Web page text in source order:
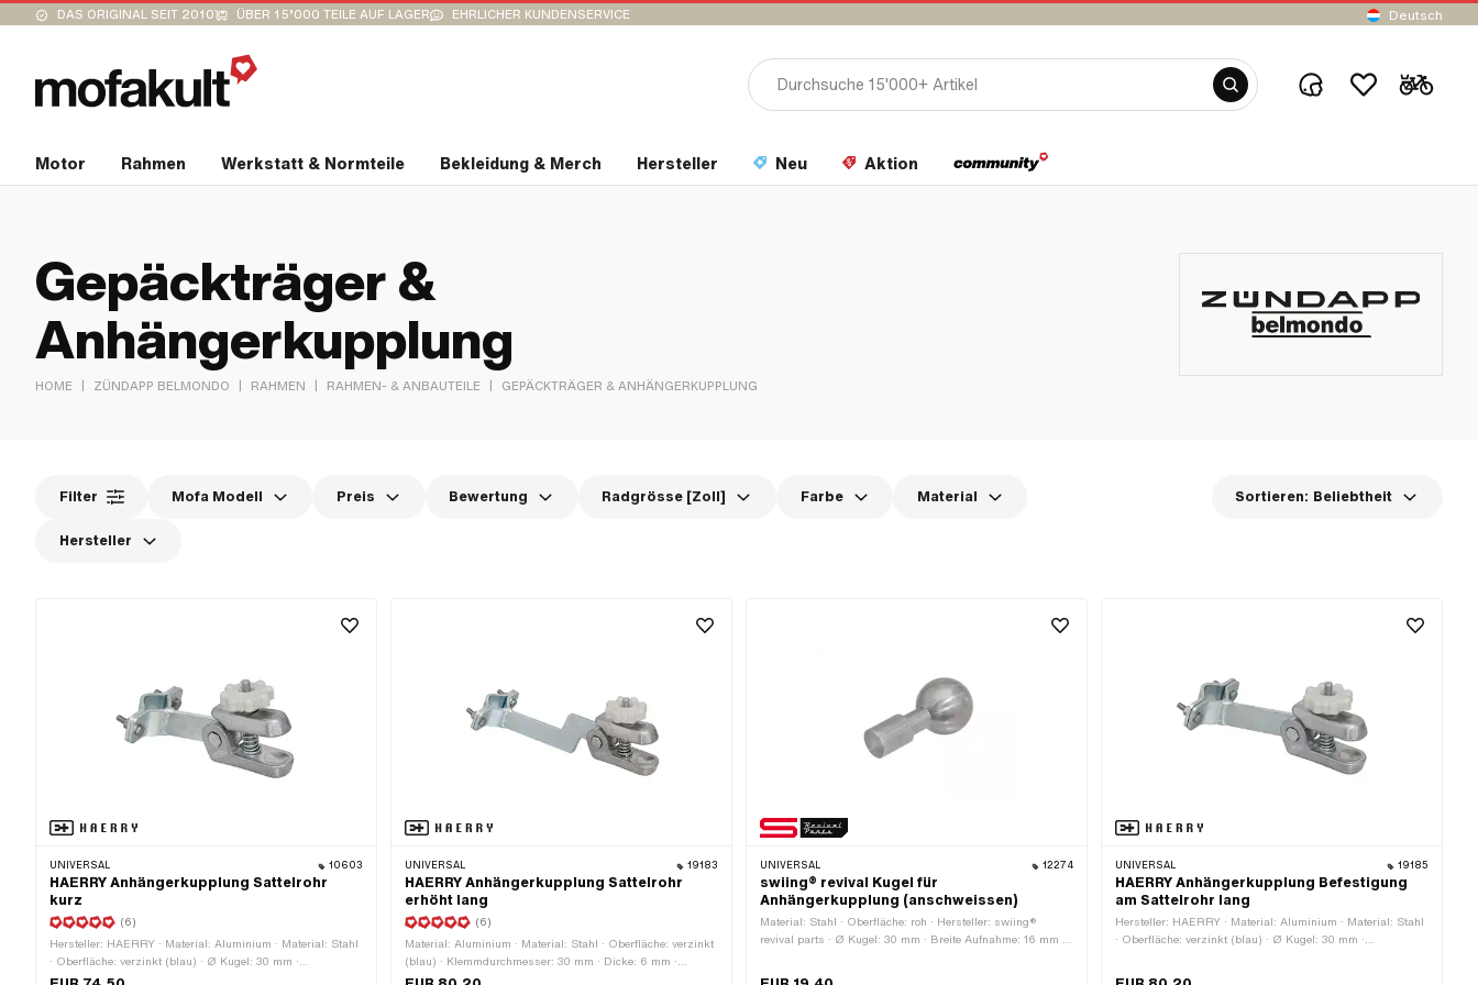
DAS ORIGINAL SEIT 2010 ÜBER 15’000 TEILE AUF LAGER EHRLICHER KUNDENSERVICE Deutsch
Motor Rahmen Werkstatt & Normteile Bekleidung & Merch Hersteller Neu Aktion
Gepäckträger &
Anhängerkupplung
HOME | ZÜNDAPP BELMONDO | RAHMEN | RAHMEN- & ANBAUTEILE | GEPÄCKTRÄGER & ANHÄNGERKUPPLUNG
Filter Mofa Modell Preis Bewertung Radgrösse [Zoll] Farbe Material
Hersteller
Sortieren: Beliebtheit
UNIVERSAL 10603
HAERRY Anhängerkupplung Sattelrohr
kurz
(6)
Hersteller: HAERRY · Material: Aluminium · Material: Stahl
· Oberfläche: verzinkt (blau) · Ø Kugel: 30 mm ·
Klemmdurchmesser: 30 mm · Gesamtlänge: 160 mm ·
UNIVERSAL 19183
HAERRY Anhängerkupplung Sattelrohr
erhöht lang
(6)
Material: Aluminium · Material: Stahl · Oberfläche: verzinkt
(blau) · Klemmdurchmesser: 30 mm · Dicke: 6 mm ·
Hersteller: HAERRY · Ø Kugel: 30 mm · Breite Aufnahme:
UNIVERSAL 12274
swiing® revival Kugel für
Anhängerkupplung (anschweissen)
Material: Stahl · Oberfläche: roh · Hersteller: swiing®
revival parts · Ø Kugel: 30 mm · Breite Aufnahme: 16 mm ·
UNIVERSAL 19185
HAERRY Anhängerkupplung Befestigung
am Sattelrohr lang
Hersteller: HAERRY · Material: Aluminium · Material: Stahl
· Oberfläche: verzinkt (blau) · Ø Kugel: 30 mm ·